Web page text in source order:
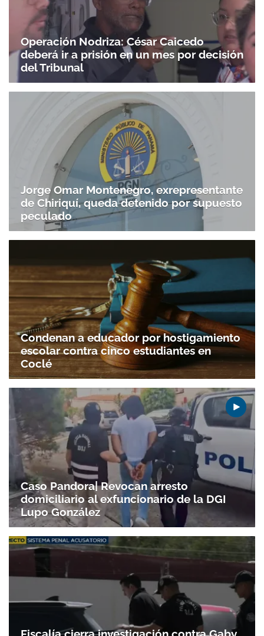
Operación Nodriza: César Caicedo
deberá ir a prisión en un mes por decisión
del Tribunal
Jorge Omar Montenegro, exrepresentante
de Chiriquí, queda detenido por supuesto
peculado
Condenan a educador por hostigamiento
escolar contra cinco estudiantes en
Coclé
Caso Pandora| Revocan arresto
domiciliario al exfuncionario de la DGI
Lupo González